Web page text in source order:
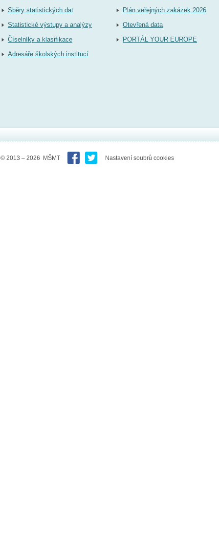
Sběry statistických dat
Statistické výstupy a analýzy
Číselníky a klasifikace
Adresáře školských institucí
Plán veřejných zakázek 2026
Otevřená data
PORTÁL YOUR EUROPE
© 2013 – 2026 MŠMT Nastavení soubrů cookies